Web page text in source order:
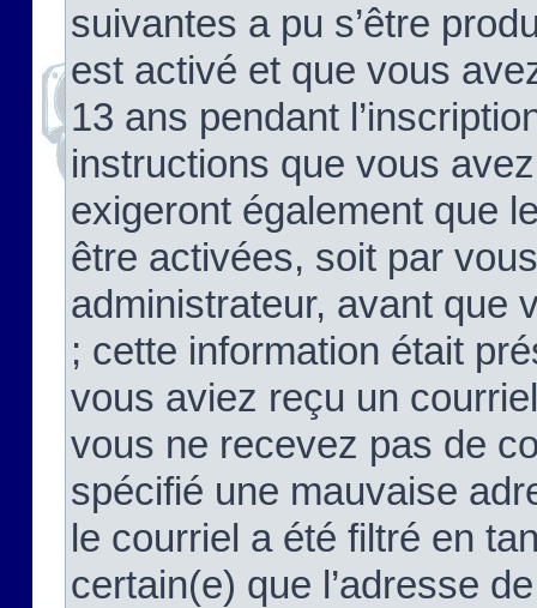
suivantes a pu s’être
est activé et que vous
13 ans pendant
instructions que vous
exigeront également que
être activées, soit par
administrateur, avant que
; cette information était
vous aviez reçu un
vous ne recevez pas de
spécifié une mauvaise
le courriel a été filtré en
certain(e) que l’adresse